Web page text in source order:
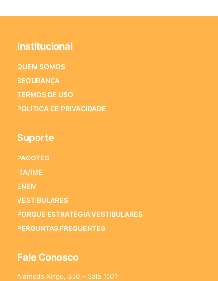
Institucional
QUEM SOMOS
SEGURANÇA
TERMOS DE USO
POLÍTICA DE PRIVACIDADE
Suporte
PACOTES
ITA/IME
ENEM
VESTIBULARES
PORQUE ESTRATÉGIA VESTIBULARES
PERGUNTAS FREQUENTES
Fale Conosco
Alameda Xingu, 350 – Sala 1501